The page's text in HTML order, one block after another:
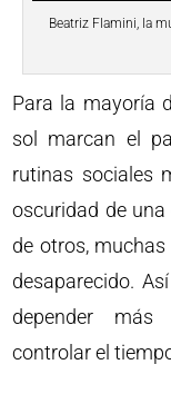
Beatriz Flamini, la
Para la mayoría
sol marcan el
rutinas sociales
oscuridad de
de otros,
desaparecido.
depender más
controlar el